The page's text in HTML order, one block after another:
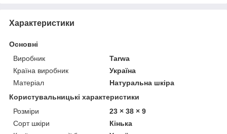
Характеристики
Основні
Виробник
Tarwa
Країна виробник
Україна
Матеріал
Натуральна шкіра
Користувальницькі характеристики
Розміри
23 × 38 × 9
Сорт шкіри
Кінька